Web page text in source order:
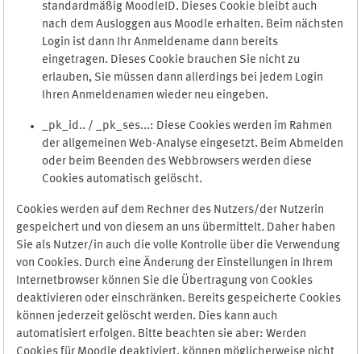
standardmäßig MoodleID. Dieses Cookie bleibt auch
nach dem Ausloggen aus Moodle erhalten. Beim nächsten
Login ist dann Ihr Anmeldename dann bereits
eingetragen. Dieses Cookie brauchen Sie nicht zu
erlauben, Sie müssen dann allerdings bei jedem Login
Ihren Anmeldenamen wieder neu eingeben.
_pk_id.. / _pk_ses...: Diese Cookies werden im Rahmen
der allgemeinen Web-Analyse eingesetzt. Beim Abmelden
oder beim Beenden des Webbrowsers werden diese
Cookies automatisch gelöscht.
Cookies werden auf dem Rechner des Nutzers/der Nutzerin
gespeichert und von diesem an uns übermittelt. Daher haben
Sie als Nutzer/in auch die volle Kontrolle über die Verwendung
von Cookies. Durch eine Änderung der Einstellungen in Ihrem
Internetbrowser können Sie die Übertragung von Cookies
deaktivieren oder einschränken. Bereits gespeicherte Cookies
können jederzeit gelöscht werden. Dies kann auch
automatisiert erfolgen. Bitte beachten sie aber: Werden